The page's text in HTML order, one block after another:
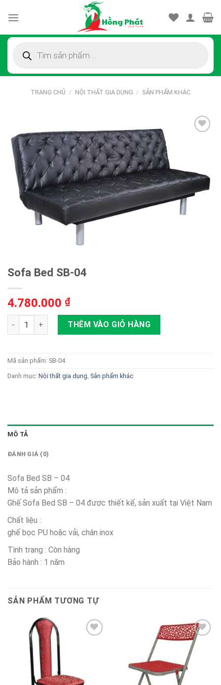
kiếm
TRANG CHỦ / NỘI THẤT GIA DỤNG / SẢN PHẨM KHÁC
Thêm
yêu
thích
Sofa Bed SB-04
4.780.000 ₫
Sofa Bed SB-04 số lượngTHÊM VÀO GIỎ HÀNG
Mã sản phẩm: SB-04
Danh mục: Nội thất gia dụng, Sản phẩm khác
MÔ TẢ
ĐÁNH GIÁ (0)
Sofa Bed SB – 04
Mô tả sản phẩm :
Ghế Sofa Bed SB – 04 được thiết kế, sản xuất tại Việt Nam
Chất liệu :
ghế bọc PU hoặc vải, chân inox
Tình trạng : Còn hàng
Bảo hành : 1 năm
SẢN PHẨM TƯƠNG TỰ
Thêm
Thêm